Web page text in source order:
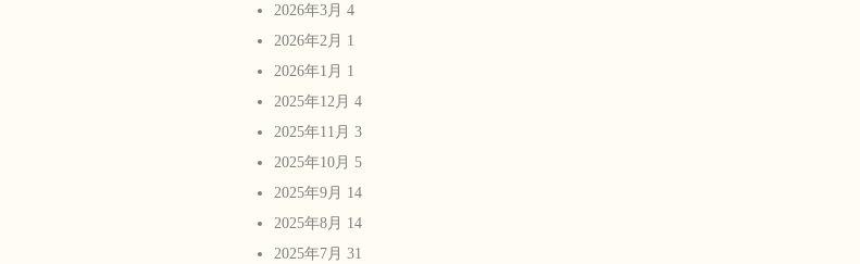
2026年3月 4
2026年2月 1
2026年1月 1
2025年12月 4
2025年11月 3
2025年10月 5
2025年9月 14
2025年8月 14
2025年7月 31